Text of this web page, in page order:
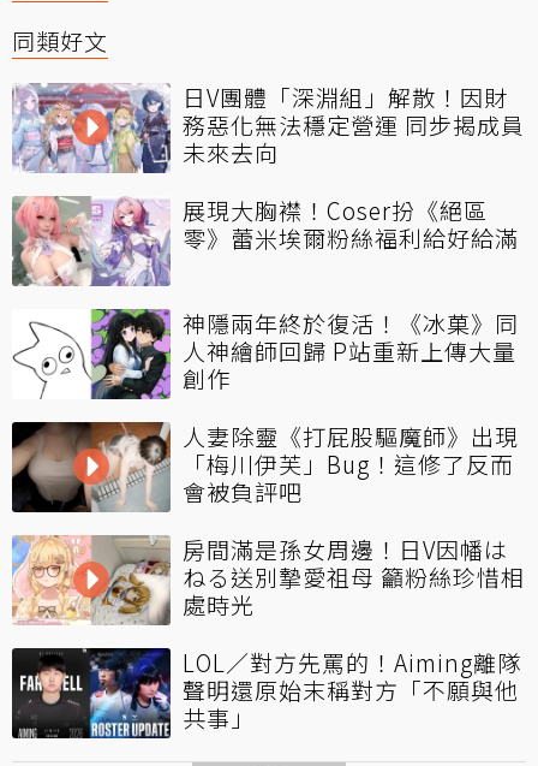
同類好文
日V團體「深淵組」解散！因財
務惡化無法穩定營運 同步揭成員
未來去向
展現大胸襟！Coser扮《絕區
零》蕾米埃爾粉絲福利給好給滿
神隱兩年終於復活！《冰菓》同
人神繪師回歸 P站重新上傳大量
創作
人妻除靈《打屁股驅魔師》出現
「梅川伊芙」Bug！這修了反而
會被負評吧
房間滿是孫女周邊！日V因幡は
ねる送別摯愛祖母 籲粉絲珍惜相
處時光
LOL／對方先罵的！Aiming離隊
聲明還原始末稱對方「不願與他
共事」